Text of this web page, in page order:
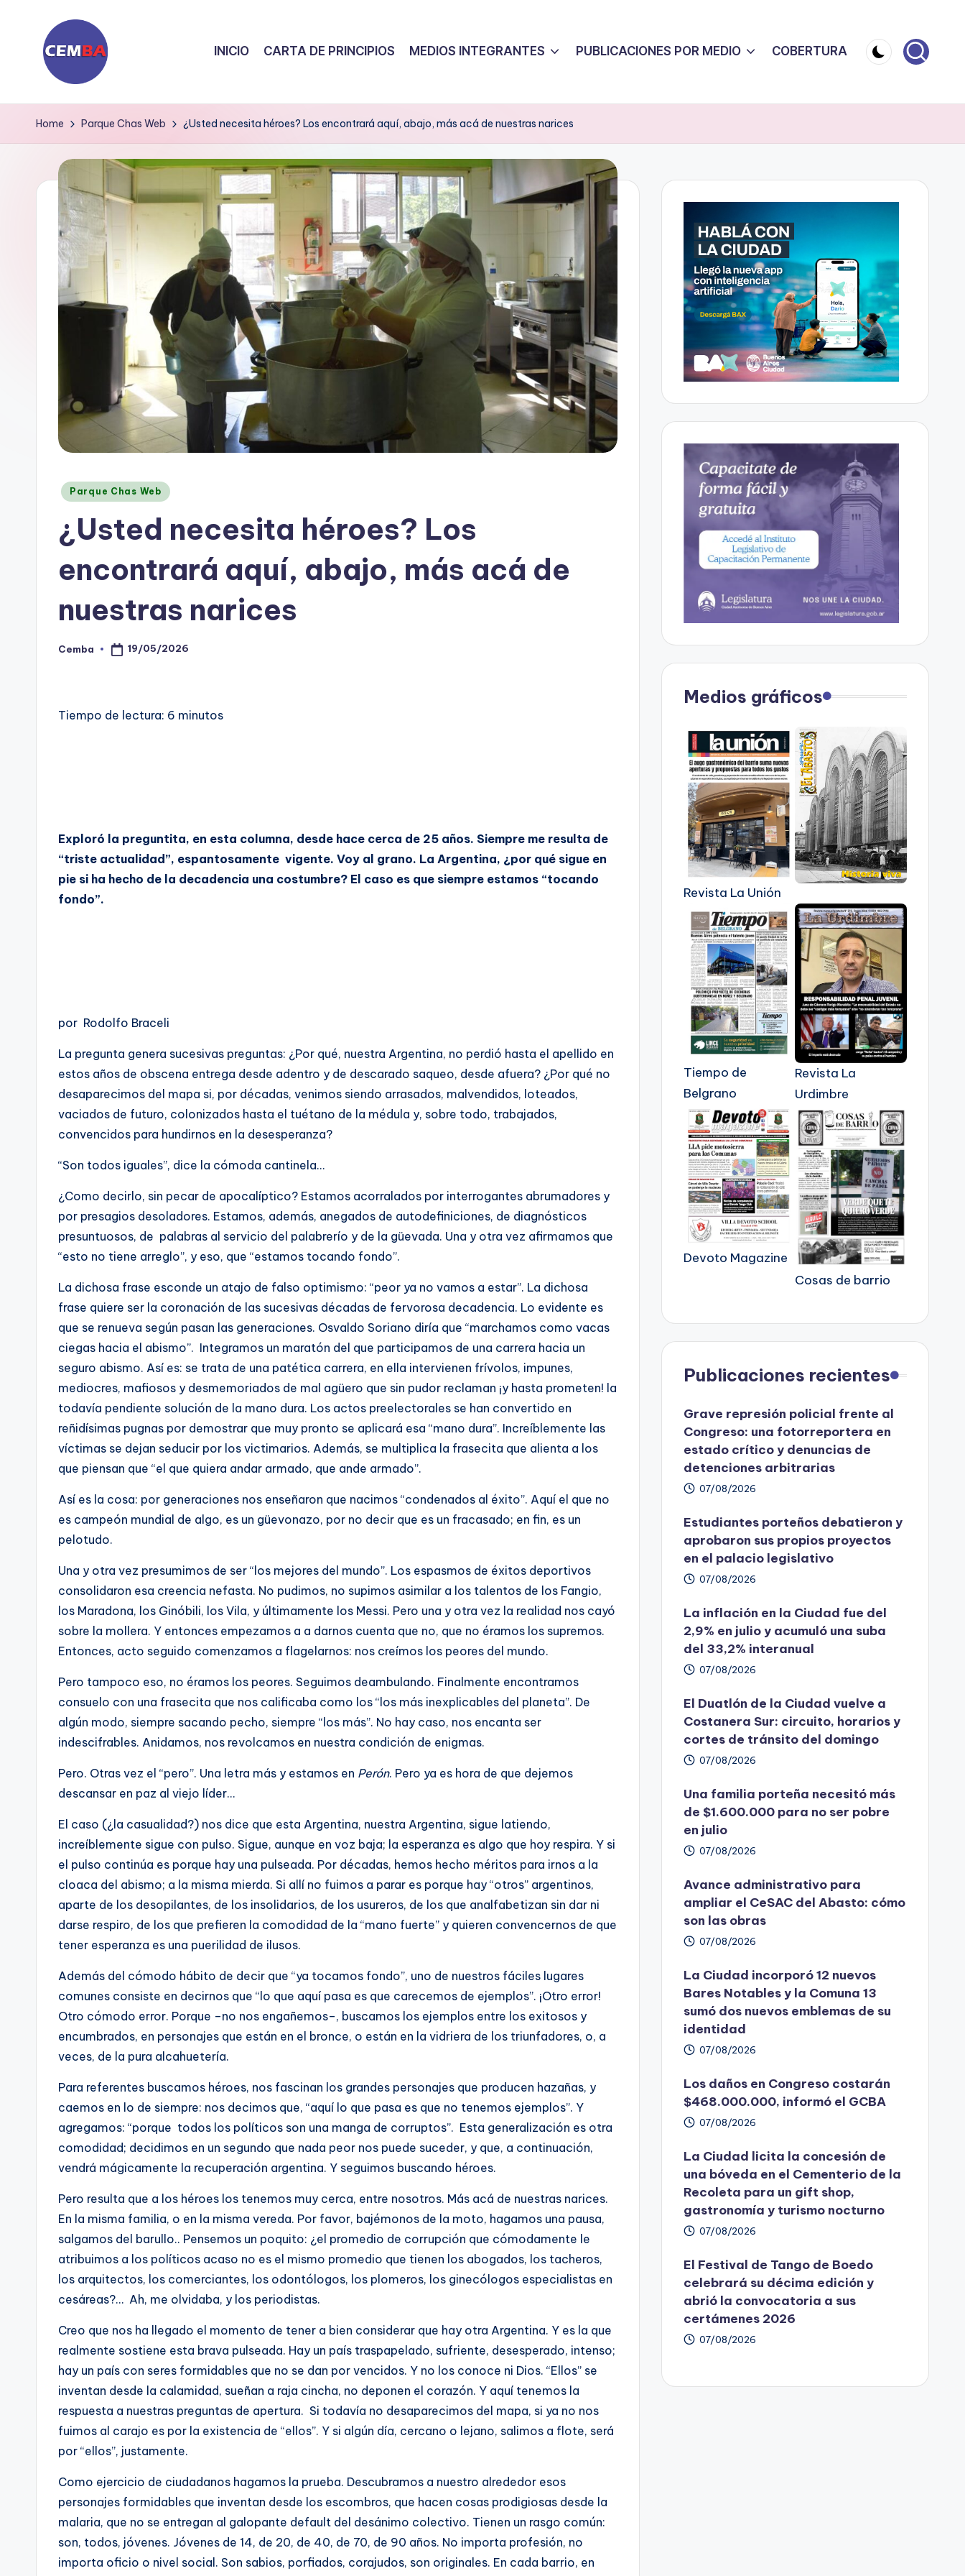
D
i
ri
C
M
A
INICIO CARTA DE PRINCIPIOS MEDIOS INTEGRANTES PUBLICACIONES POR MEDIO COBERTURA
Home Parque Chas Web ¿Usted necesita héroes? Los encontrará aquí, abajo, más acá de nuestras narices
Posted
Parque Chas Web
¿Usted necesita héroes? Los
encontrará aquí, abajo, más acá de
nuestras narices
Posted
Cemba 19/05/2026
Tiempo de lectura: 6 minutos
Exploró la preguntita, en esta columna, desde hace cerca de 25 años. Siempre me resulta de
“triste actualidad”, espantosamente vigente. Voy al grano. La Argentina, ¿por qué sigue en
pie si ha hecho de la decadencia una costumbre? El caso es que siempre estamos “tocando
fondo”.
por Rodolfo Braceli
La pregunta genera sucesivas preguntas: ¿Por qué, nuestra Argentina, no perdió hasta el apellido en
estos años de obscena entrega desde adentro y de descarado saqueo, desde afuera? ¿Por qué no
desaparecimos del mapa si, por décadas, venimos siendo arrasados, malvendidos, loteados,
vaciados de futuro, colonizados hasta el tuétano de la médula y, sobre todo, trabajados,
convencidos para hundirnos en la desesperanza?
“Son todos iguales”, dice la cómoda cantinela…
¿Como decirlo, sin pecar de apocalíptico? Estamos acorralados por interrogantes abrumadores y
por presagios desoladores. Estamos, además, anegados de autodefiniciones, de diagnósticos
presuntuosos, de palabras al servicio del palabrerío y de la güevada. Una y otra vez afirmamos que
“esto no tiene arreglo”, y eso, que “estamos tocando fondo”.
La dichosa frase esconde un atajo de falso optimismo: “peor ya no vamos a estar”. La dichosa
frase quiere ser la coronación de las sucesivas décadas de fervorosa decadencia. Lo evidente es
que se renueva según pasan las generaciones. Osvaldo Soriano diría que “marchamos como vacas
ciegas hacia el abismo”. Integramos un maratón del que participamos de una carrera hacia un
seguro abismo. Así es: se trata de una patética carrera, en ella intervienen frívolos, impunes,
mediocres, mafiosos y desmemoriados de mal agüero que sin pudor reclaman ¡y hasta prometen! la
todavía pendiente solución de la mano dura. Los actos preelectorales se han convertido en
reñidísimas pugnas por demostrar que muy pronto se aplicará esa “mano dura”. Increíblemente las
víctimas se dejan seducir por los victimarios. Además, se multiplica la frasecita que alienta a los
que piensan que “el que quiera andar armado, que ande armado”.
Así es la cosa: por generaciones nos enseñaron que nacimos “condenados al éxito”. Aquí el que no
es campeón mundial de algo, es un güevonazo, por no decir que es un fracasado; en fin, es un
pelotudo.
Una y otra vez presumimos de ser “los mejores del mundo”. Los espasmos de éxitos deportivos
consolidaron esa creencia nefasta. No pudimos, no supimos asimilar a los talentos de los Fangio,
los Maradona, los Ginóbili, los Vila, y últimamente los Messi. Pero una y otra vez la realidad nos cayó
sobre la mollera. Y entonces empezamos a a darnos cuenta que no, que no éramos los supremos.
Entonces, acto seguido comenzamos a flagelarnos: nos creímos los peores del mundo.
Pero tampoco eso, no éramos los peores. Seguimos deambulando. Finalmente encontramos
consuelo con una frasecita que nos calificaba como los “los más inexplicables del planeta”. De
algún modo, siempre sacando pecho, siempre “los más”. No hay caso, nos encanta ser
indescifrables. Anidamos, nos revolcamos en nuestra condición de enigmas.
Pero. Otras vez el “pero”. Una letra más y estamos en Perón. Pero ya es hora de que dejemos
descansar en paz al viejo líder…
El caso (¿la casualidad?) nos dice que esta Argentina, nuestra Argentina, sigue latiendo,
increíblemente sigue con pulso. Sigue, aunque en voz baja; la esperanza es algo que hoy respira. Y si
el pulso continúa es porque hay una pulseada. Por décadas, hemos hecho méritos para irnos a la
cloaca del abismo; a la misma mierda. Si allí no fuimos a parar es porque hay “otros” argentinos,
aparte de los desopilantes, de los insolidarios, de los usureros, de los que analfabetizan sin dar ni
darse respiro, de los que prefieren la comodidad de la “mano fuerte” y quieren convencernos de que
tener esperanza es una puerilidad de ilusos.
Además del cómodo hábito de decir que “ya tocamos fondo”, uno de nuestros fáciles lugares
comunes consiste en decirnos que “lo que aquí pasa es que carecemos de ejemplos”. ¡Otro error!
Otro cómodo error. Porque –no nos engañemos–, buscamos los ejemplos entre los exitosos y
encumbrados, en personajes que están en el bronce, o están en la vidriera de los triunfadores, o, a
veces, de la pura alcahuetería.
Para referentes buscamos héroes, nos fascinan los grandes personajes que producen hazañas, y
caemos en lo de siempre: nos decimos que, “aquí lo que pasa es que no tenemos ejemplos”. Y
agregamos: “porque todos los políticos son una manga de corruptos”. Esta generalización es otra
comodidad; decidimos en un segundo que nada peor nos puede suceder, y que, a continuación,
vendrá mágicamente la recuperación argentina. Y seguimos buscando héroes.
Pero resulta que a los héroes los tenemos muy cerca, entre nosotros. Más acá de nuestras narices.
En la misma familia, o en la misma vereda. Por favor, bajémonos de la moto, hagamos una pausa,
salgamos del barullo.. Pensemos un poquito: ¿el promedio de corrupción que cómodamente le
atribuimos a los políticos acaso no es el mismo promedio que tienen los abogados, los tacheros,
los arquitectos, los comerciantes, los odontólogos, los plomeros, los ginecólogos especialistas en
cesáreas?… Ah, me olvidaba, y los periodistas.
Creo que nos ha llegado el momento de tener a bien considerar que hay otra Argentina. Y es la que
realmente sostiene esta brava pulseada. Hay un país traspapelado, sufriente, desesperado, intenso;
hay un país con seres formidables que no se dan por vencidos. Y no los conoce ni Dios. “Ellos” se
inventan desde la calamidad, sueñan a raja cincha, no deponen el corazón. Y aquí tenemos la
respuesta a nuestras preguntas de apertura. Si todavía no desaparecimos del mapa, si ya no nos
fuimos al carajo es por la existencia de “ellos”. Y si algún día, cercano o lejano, salimos a flote, será
por “ellos”, justamente.
Como ejercicio de ciudadanos hagamos la prueba. Descubramos a nuestro alrededor esos
personajes formidables que inventan desde los escombros, que hacen cosas prodigiosas desde la
malaria, que no se entregan al galopante default del desánimo colectivo. Tienen un rasgo común:
son, todos, jóvenes. Jóvenes de 14, de 20, de 40, de 70, de 90 años. No importa profesión, no
importa oficio o nivel social. Son sabios, porfiados, corajudos, son originales. En cada barrio, en
Medios gráficos
Revista La Unión
Tiempo de
Belgrano
Revista La
Urdimbre
Devoto Magazine
Cosas de barrio
Publicaciones recientes
Grave represión policial frente al
Congreso: una fotorreportera en
estado crítico y denuncias de
detenciones arbitrarias
07/08/2026
Estudiantes porteños debatieron y
aprobaron sus propios proyectos
en el palacio legislativo
07/08/2026
La inflación en la Ciudad fue del
2,9% en julio y acumuló una suba
del 33,2% interanual
07/08/2026
El Duatlón de la Ciudad vuelve a
Costanera Sur: circuito, horarios y
cortes de tránsito del domingo
07/08/2026
Una familia porteña necesitó más
de $1.600.000 para no ser pobre
en julio
07/08/2026
Avance administrativo para
ampliar el CeSAC del Abasto: cómo
son las obras
07/08/2026
La Ciudad incorporó 12 nuevos
Bares Notables y la Comuna 13
sumó dos nuevos emblemas de su
identidad
07/08/2026
Los daños en Congreso costarán
$468.000.000, informó el GCBA
07/08/2026
La Ciudad licita la concesión de
una bóveda en el Cementerio de la
Recoleta para un gift shop,
gastronomía y turismo nocturno
07/08/2026
El Festival de Tango de Boedo
celebrará su décima edición y
abrió la convocatoria a sus
certámenes 2026
07/08/2026